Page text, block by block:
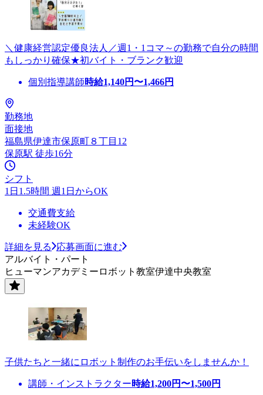
＼健康経営認定優良法人／週1・1コマ～の勤務で自分の時間
もしっかり確保★初バイト・ブランク歓迎
個別指導講師時給1,140円〜1,466円
勤務地
面接地
福島県伊達市保原町８丁目12
保原駅 徒歩16分
シフト
1日1.5時間 週1日からOK
交通費支給
未経験OK
詳細を見る
応募画面に進む
アルバイト・パート
ヒューマンアカデミーロボット教室伊達中央教室
子供たちと一緒にロボット制作のお手伝いをしませんか！
講師・インストラクター時給1,200円〜1,500円